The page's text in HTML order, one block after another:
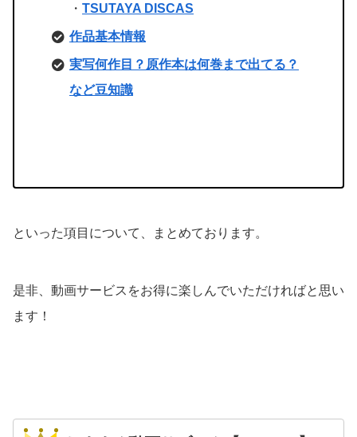
・ TSUTAYA DISCAS
作品基本情報
実写何作目？ 原作本は何巻まで出てる？
など豆知識
といった項目について、まとめております。
是非、動画サービスをお得に楽しんでいただければと思い
ます！